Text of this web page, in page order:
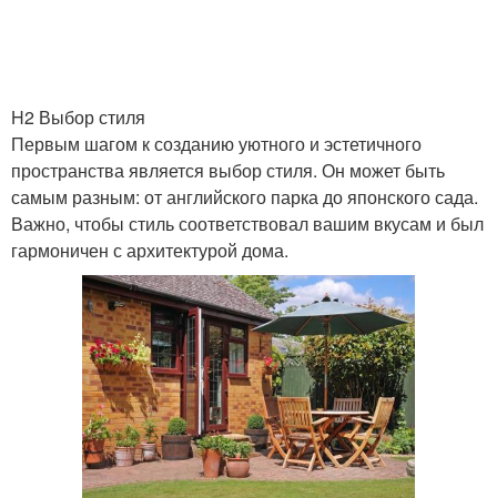
H2 Выбор стиля
Первым шагом к созданию уютного и эстетичного
пространства является выбор стиля. Он может быть
самым разным: от английского парка до японского сада.
Важно, чтобы стиль соответствовал вашим вкусам и был
гармоничен с архитектурой дома.